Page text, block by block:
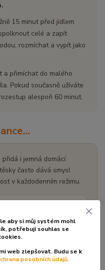
15 minut před jídlem
celé a zapít
rozmíchat a vypít jako
a přimíchat do malého
Pokud současně užíváte
alespoň 60 minut.
i jemná domácí
často dává smysl
v každodenním režimu.
odvod a lehkost
aby si můj systém mohl
potřebuji souhlas se
web zlepšovat. Budu se k
posobních údajů.